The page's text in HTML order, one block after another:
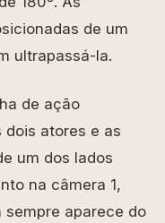
de um
ultrapassá-la.
de ação
atores e as
um dos lados
na câmera 1,
sempre aparece do